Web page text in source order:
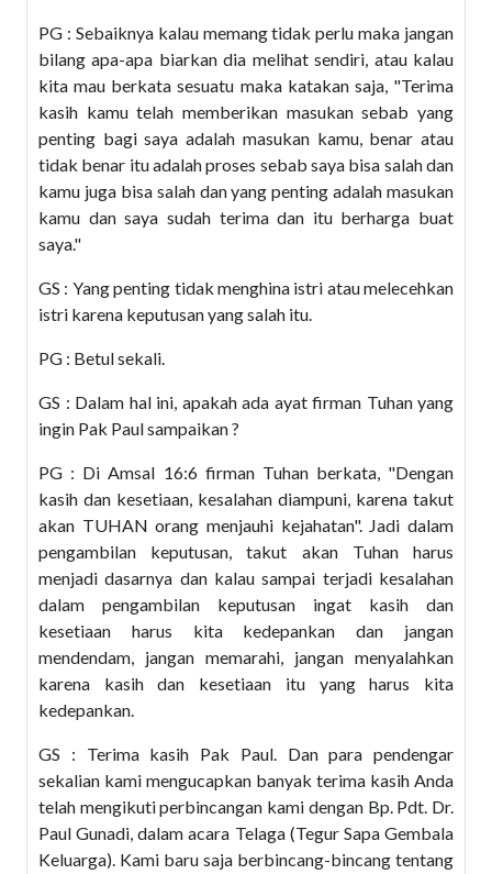
PG : Sebaiknya kalau memang tidak perlu maka jangan
bilang apa-apa biarkan dia melihat sendiri, atau kalau
kita mau berkata sesuatu maka katakan saja, "Terima
kasih kamu telah memberikan masukan sebab yang
penting bagi saya adalah masukan kamu, benar atau
tidak benar itu adalah proses sebab saya bisa salah dan
kamu juga bisa salah dan yang penting adalah masukan
kamu dan saya sudah terima dan itu berharga buat
saya."
GS : Yang penting tidak menghina istri atau melecehkan
istri karena keputusan yang salah itu.
PG : Betul sekali.
GS : Dalam hal ini, apakah ada ayat firman Tuhan yang
ingin Pak Paul sampaikan ?
PG : Di Amsal 16:6 firman Tuhan berkata, "Dengan
kasih dan kesetiaan, kesalahan diampuni, karena takut
akan TUHAN orang menjauhi kejahatan". Jadi dalam
pengambilan keputusan, takut akan Tuhan harus
menjadi dasarnya dan kalau sampai terjadi kesalahan
dalam pengambilan keputusan ingat kasih dan
kesetiaan harus kita kedepankan dan jangan
mendendam, jangan memarahi, jangan menyalahkan
karena kasih dan kesetiaan itu yang harus kita
kedepankan.
GS : Terima kasih Pak Paul. Dan para pendengar
sekalian kami mengucapkan banyak terima kasih Anda
telah mengikuti perbincangan kami dengan Bp. Pdt. Dr.
Paul Gunadi, dalam acara Telaga (Tegur Sapa Gembala
Keluarga). Kami baru saja berbincang-bincang tentang